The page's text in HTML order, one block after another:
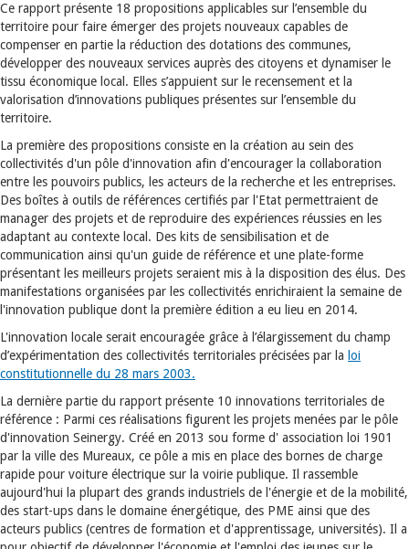
Ce rapport présente 18 propositions applicables sur l’ensemble du
territoire pour faire émerger des projets nouveaux capables de
compenser en partie la réduction des dotations des communes,
développer des nouveaux services auprès des citoyens et dynamiser le
tissu économique local. Elles s’appuient sur le recensement et la
valorisation d’innovations publiques présentes sur l’ensemble du
territoire.
La première des propositions consiste en la création au sein des
collectivités d'un pôle d'innovation afin d'encourager la collaboration
entre les pouvoirs publics, les acteurs de la recherche et les entreprises.
Des boîtes à outils de références certifiés par l'Etat permettraient de
manager des projets et de reproduire des expériences réussies en les
adaptant au contexte local. Des kits de sensibilisation et de
communication ainsi qu'un guide de référence et une plate-forme
présentant les meilleurs projets seraient mis à la disposition des élus. Des
manifestations organisées par les collectivités enrichiraient la semaine de
l'innovation publique dont la première édition a eu lieu en 2014.
L'innovation locale serait encouragée grâce à l’élargissement du champ
d’expérimentation des collectivités territoriales précisées par la loi
constitutionnelle du 28 mars 2003.
La dernière partie du rapport présente 10 innovations territoriales de
référence : Parmi ces réalisations figurent les projets menées par le pôle
d'innovation Seinergy. Créé en 2013 sou forme d' association loi 1901
par la ville des Mureaux, ce pôle a mis en place des bornes de charge
rapide pour voiture électrique sur la voirie publique. Il rassemble
aujourd'hui la plupart des grands industriels de l'énergie et de la mobilité,
des start-ups dans le domaine énergétique, des PME ainsi que des
acteurs publics (centres de formation et d'apprentissage, universités). Il a